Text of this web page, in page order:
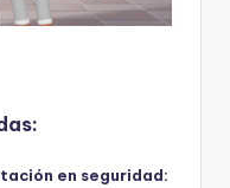
en seguridad: